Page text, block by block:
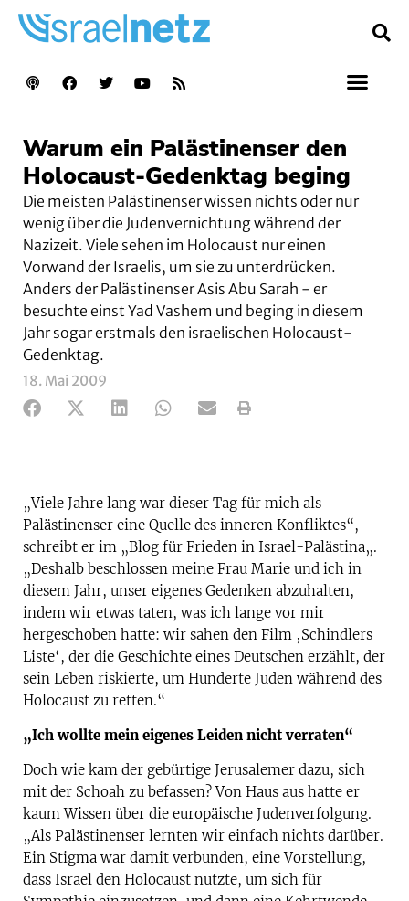
Warum ein Palästinenser den
Holocaust-Gedenktag beging
Die meisten Palästinenser wissen nichts oder nur
wenig über die Judenvernichtung während der
Nazizeit. Viele sehen im Holocaust nur einen
Vorwand der Israelis, um sie zu unterdrücken.
Anders der Palästinenser Asis Abu Sarah - er
besuchte einst Yad Vashem und beging in diesem
Jahr sogar erstmals den israelischen Holocaust-
Gedenktag.
18. Mai 2009
„Viele Jahre lang war dieser Tag für mich als
Palästinenser eine Quelle des inneren Konfliktes“,
schreibt er im „Blog für Frieden in Israel-Palästina„.
„Deshalb beschlossen meine Frau Marie und ich in
diesem Jahr, unser eigenes Gedenken abzuhalten,
indem wir etwas taten, was ich lange vor mir
hergeschoben hatte: wir sahen den Film ‚Schindlers
Liste‘, der die Geschichte eines Deutschen erzählt, der
sein Leben riskierte, um Hunderte Juden während des
Holocaust zu retten.“
„Ich wollte mein eigenes Leiden nicht verraten“
Doch wie kam der gebürtige Jerusalemer dazu, sich
mit der Schoah zu befassen? Von Haus aus hatte er
kaum Wissen über die europäische Judenverfolgung.
„Als Palästinenser lernten wir einfach nichts darüber.
Ein Stigma war damit verbunden, eine Vorstellung,
dass Israel den Holocaust nutzte, um sich für